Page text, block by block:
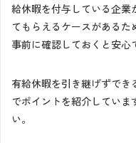
給休暇を付与している企業
てもらえるケースがある
事前に確認しておくと安心
有給休暇を引き継げずで
でポイントを紹介していま
い。